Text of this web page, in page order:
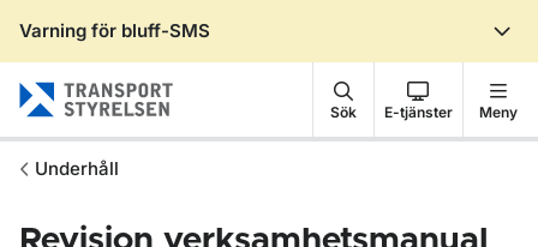
Varning för bluff-SMS
Sök E-tjänster Meny
Underhåll